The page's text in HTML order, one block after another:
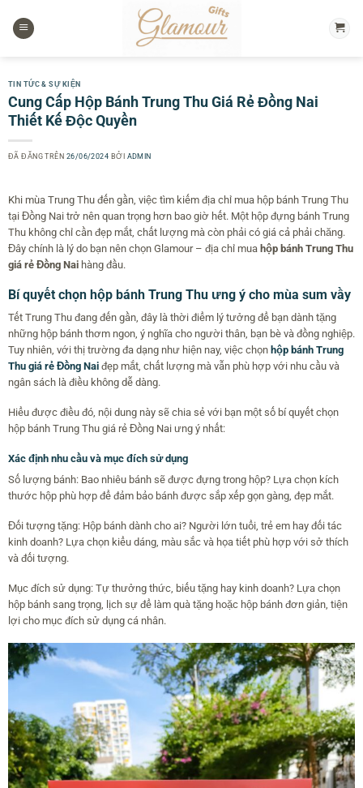
đến
TIN TỨC & SỰ KIỆN
Cung Cấp Hộp Bánh Trung Thu Giá Rẻ Đồng Nai
Thiết Kế Độc Quyền
ĐÃ ĐĂNG TRÊN 26/06/2024 BỞI ADMIN
Khi mùa Trung Thu đến gần, việc tìm kiếm địa chỉ mua hộp bánh Trung Thu
tại Đồng Nai trở nên quan trọng hơn bao giờ hết. Một hộp đựng bánh Trung
Thu không chỉ cần đẹp mắt, chất lượng mà còn phải có giá cả phải chăng.
Đây chính là lý do bạn nên chọn Glamour – địa chỉ mua hộp bánh Trung Thu
giá rẻ Đồng Naihàng đầu.
Bí quyết chọn hộp bánh Trung Thu ưng ý cho mùa sum vầy
Tết Trung Thu đang đến gần, đây là thời điểm lý tưởng để bạn dành tặng
những hộp bánh thơm ngon, ý nghĩa cho người thân, bạn bè và đồng nghiệp.
Tuy nhiên, với thị trường đa dạng như hiện nay, việc chọn hộp bánh Trung
Thu giá rẻ Đồng Naiđẹp mắt, chất lượng mà vẫn phù hợp với nhu cầu và
ngân sách là điều không dễ dàng.
Hiểu được điều đó, nội dung này sẽ chia sẻ với bạn một số bí quyết chọn
hộp bánh Trung Thu giá rẻ Đồng Nai ưng ý nhất:
Xác định nhu cầu và mục đích sử dụng
Số lượng bánh: Bao nhiêu bánh sẽ được đựng trong hộp? Lựa chọn kích
thước hộp phù hợp để đảm bảo bánh được sắp xếp gọn gàng, đẹp mắt.
Đối tượng tặng: Hộp bánh dành cho ai? Người lớn tuổi, trẻ em hay đối tác
kinh doanh? Lựa chọn kiểu dáng, màu sắc và họa tiết phù hợp với sở thích
và đối tượng.
Mục đích sử dụng: Tự thưởng thức, biếu tặng hay kinh doanh? Lựa chọn
hộp bánh sang trọng, lịch sự để làm quà tặng hoặc hộp bánh đơn giản, tiện
lợi cho mục đích sử dụng cá nhân.